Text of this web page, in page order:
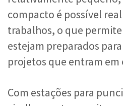
compacto é possível
trabalhos, o que
estejam preparados
projetos que entram em
Com estações para